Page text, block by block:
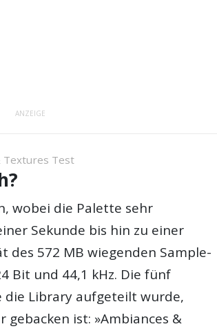
ANZEIGE
Textures Test
wobei die Palette sehr
Sekunde bis hin zu einer
des 572 MB wiegenden Sample-
Bit und 44,1 kHz. Die fünf
die Library aufgeteilt wurde,
gebacken ist: »Ambiances &